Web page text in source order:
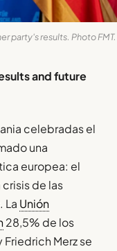
party's results. Photo FMT.
and future
celebradas el
una
europea: el
de las
La Unión
28,5% de los
Merz se